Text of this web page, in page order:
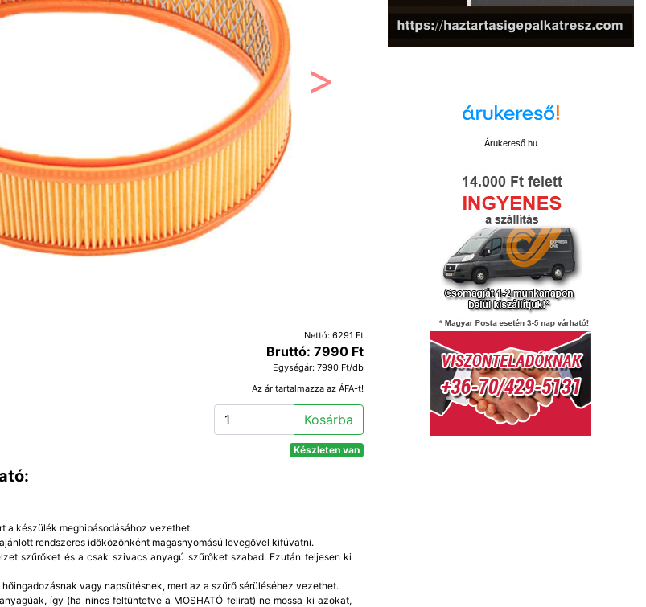
Nettó: 6291 Ft
Bruttó: 7990 Ft
Egységár: 7990 Ft/db
Az ár tartalmazza az ÁFA-t!
Kosárba
Készleten van
a készülék meghibásodásához vezethet.
rendszeres időközönként magasnyomású levegővel kifúvatni.
szűrőket és a csak szivacs anyagú szűrőket szabad. Ezután teljesen ki
vagy napsütésnek, mert az a szűrő sérüléséhez vezethet.
így (ha nincs feltüntetve a MOSHATÓ felirat) ne mossa ki azokat,
Árukereső.hu